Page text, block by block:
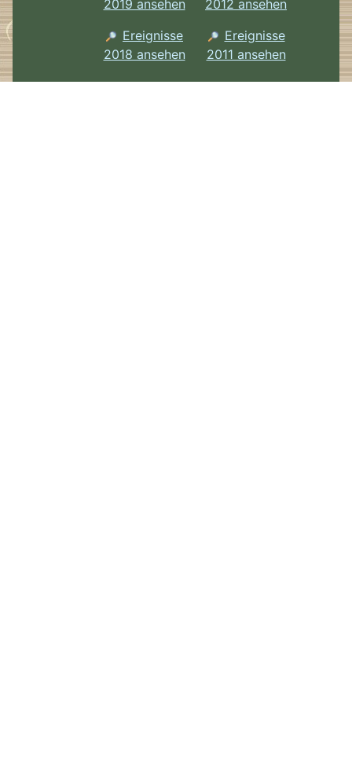
2019 ansehen
Ereignisse
2018 ansehen
2012 ansehen
Ereignisse
2011 ansehen